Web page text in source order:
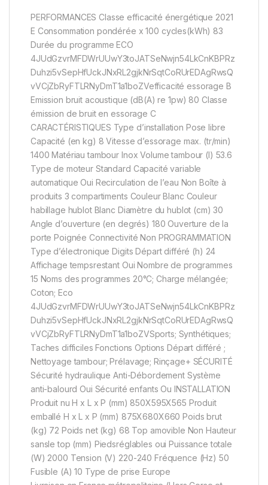
PERFORMANCES Classe efficacité énergétique 2021
E Consommation pondérée x 100 cycles(kWh) 83
Durée du programme ECO
4JUdGzvrMFDWrUUwY3toJATSeNwjn54LkCnKBPRz
Duhzi5vSepHfUckJNxRL2gjkNrSqtCoRUrEDAgRwsQ
vVCjZbRyFTLRNyDmT1a1boZVefficacité essorage B
Emission bruit acoustique (dB(A) re 1pw) 80 Classe
émission de bruit en essorage C
CARACTÉRISTIQUES Type d’installation Pose libre
Capacité (en kg) 8 Vitesse d’essorage max. (tr/min)
1400 Matériau tambour Inox Volume tambour (l) 53.6
Type de moteur Standard Capacité variable
automatique Oui Recirculation de l’eau Non Boîte à
produits 3 compartiments Couleur Blanc Couleur
habillage hublot Blanc Diamètre du hublot (cm) 30
Angle d’ouverture (en degrés) 180 Ouverture de la
porte Poignée Connectivité Non PROGRAMMATION
Type d’électronique Digits Départ différé (h) 24
Affichage tempsrestant Oui Nombre de programmes
15 Noms des programmes 20°C; Charge mélangée;
Coton; Eco
4JUdGzvrMFDWrUUwY3toJATSeNwjn54LkCnKBPRz
Duhzi5vSepHfUckJNxRL2gjkNrSqtCoRUrEDAgRwsQ
vVCjZbRyFTLRNyDmT1a1boZVSports; Synthétiques;
Taches difficiles Fonctions Options Départ différé ;
Nettoyage tambour; Prélavage; Rinçage+ SÉCURITÉ
Sécurité hydraulique Anti-Débordement Système
anti-balourd Oui Sécurité enfants Ou INSTALLATION
Produit nu H x L x P (mm) 850X595X565 Produit
emballé H x L x P (mm) 875X680X660 Poids brut
(kg) 72 Poids net (kg) 68 Top amovible Non Hauteur
sansle top (mm) Piedsréglables oui Puissance totale
(W) 2000 Tension (V) 220-240 Fréquence (Hz) 50
Fusible (A) 10 Type de prise Europe